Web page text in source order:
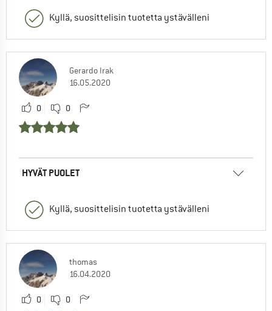
Kyllä, suosittelisin tuotetta ystävälleni
Gerardo Irak
16.05.2020
0 0
HYVÄT PUOLET
Kyllä, suosittelisin tuotetta ystävälleni
thomas
16.04.2020
0 0